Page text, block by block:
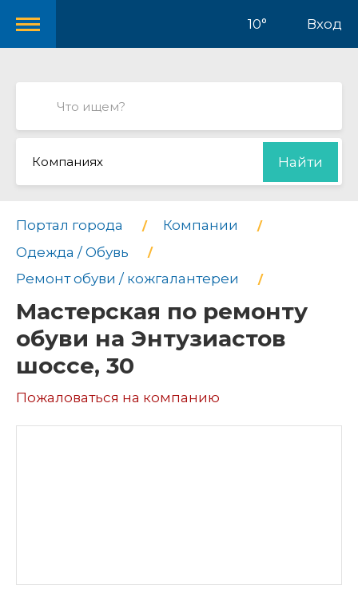
10° Вход
Компаниях Найти
Портал города
Компании
Одежда / Обувь
Ремонт обуви / кожгалантереи
Мастерская по ремонту
обуви на Энтузиастов
шоссе, 30
Пожаловаться на компанию